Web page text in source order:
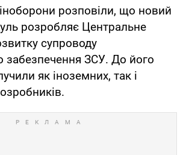
розповіли, що новий
розробляє Центральне
супроводу
забезпечення ЗСУ. До його
як іноземних, так і